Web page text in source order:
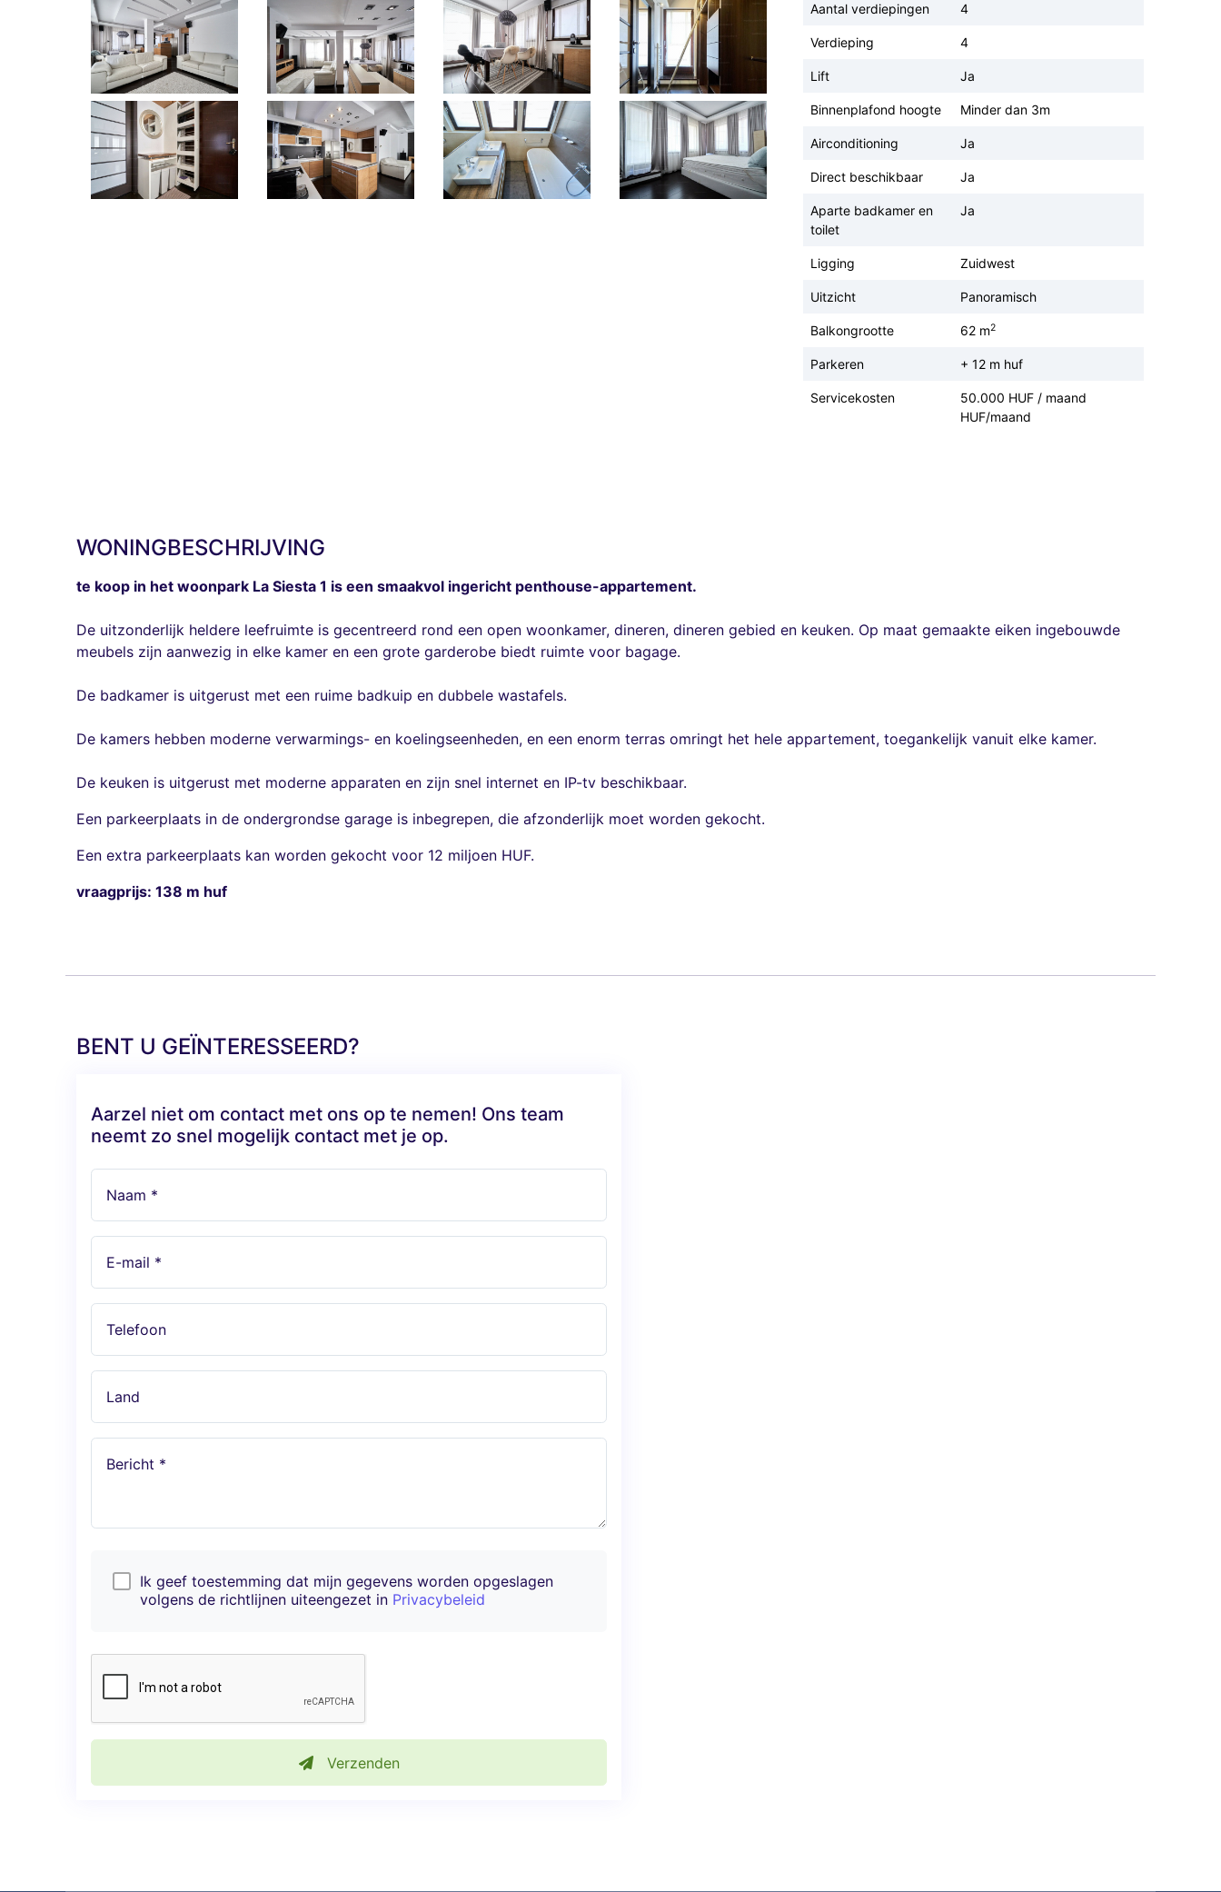
Aantal verdiepingen 4
Verdieping 4
Lift Ja
Binnenplafond hoogte Minder dan 3m
Airconditioning Ja
Direct beschikbaar Ja
Aparte badkamer en
toilet
Ja
Ligging Zuidwest
Uitzicht Panoramisch
Balkongrootte 62 m2
Parkeren + 12 m huf
Servicekosten
50.000 HUF / maand
HUF/maand
WONINGBESCHRIJVING
te koop in het woonpark La Siesta 1 is een smaakvol ingericht penthouse-appartement.
De uitzonderlijk heldere leefruimte is gecentreerd rond een open woonkamer, dineren, dineren gebied en keuken. Op maat gemaakte eiken ingebouwde
meubels zijn aanwezig in elke kamer en een grote garderobe biedt ruimte voor bagage.
De badkamer is uitgerust met een ruime badkuip en dubbele wastafels.
De kamers hebben moderne verwarmings- en koelingseenheden, en een enorm terras omringt het hele appartement, toegankelijk vanuit elke kamer.
De keuken is uitgerust met moderne apparaten en zijn snel internet en IP-tv beschikbaar.
Een parkeerplaats in de ondergrondse garage is inbegrepen, die afzonderlijk moet worden gekocht.
Een extra parkeerplaats kan worden gekocht voor 12 miljoen HUF.
vraagprijs: 138 m huf
BENT U GEÏNTERESSEERD?
Aarzel niet om contact met ons op te nemen! Ons team
neemt zo snel mogelijk contact met je op.
Naam *
E-mail *
Telefoon
Land
Bericht *
Ik geef toestemming dat mijn gegevens worden opgeslagen
volgens de richtlijnen uiteengezet in Privacybeleid
Verzenden